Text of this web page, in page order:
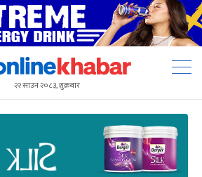
२२ साउन २०८३, शुक्रबार